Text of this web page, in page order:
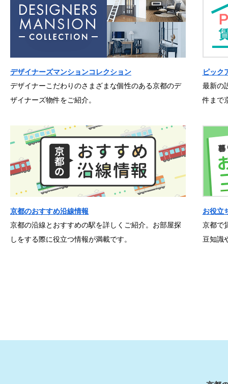
デザイナーズマンションコレクション
デザイナーこだわりのさまざまな個性のある京都のデ
ザイナーズ物件をご紹介。
ピック
最新の
件まで
京都のおすすめ沿線情報
京都の沿線とおすすめの駅を詳しくご紹介。お部屋探
しをする際に役立つ情報が満載です。
お役立
京都で
豆知識